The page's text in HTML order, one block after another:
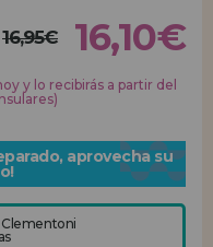
16,95€ 16,10€
y lo recibirás a partir del
aprovecha su
Clementoni